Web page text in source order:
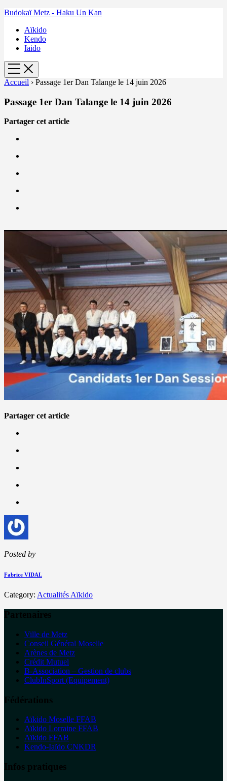
Budokaï Metz - Haku Un Kan
Aïkido
Kendo
Iaido
Accueil › Passage 1er Dan Talange le 14 juin 2026
Passage 1er Dan Talange le 14 juin 2026
Partager cet article
Partager cet article
Posted by
Fabrice VIDAL
Category: Actualités Aïkido
Partenaires
Ville de Metz
Conseil Général Moselle
Arènes de Metz
Crédit Mutuel
B-Association – Gestion de clubs
ClubInSport (Equipement)
Fédérations
Aïkido Moselle FFAB
Aïkido Lorraine FFAB
Aïkido FFAB
Kendo-Iaïdo CNKDR
Infos pratiques